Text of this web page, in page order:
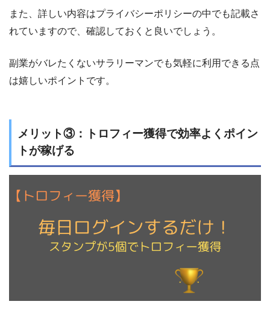
また、詳しい内容はプライバシーポリシーの中でも記載さ
れていますので、確認しておくと良いでしょう。
副業がバレたくないサラリーマンでも気軽に利用できる点
は嬉しいポイントです。
メリット③：トロフィー獲得で効率よくポイン
トが稼げる